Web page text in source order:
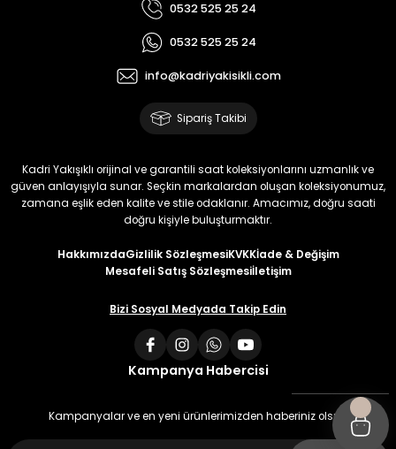
0532 525 25 24
0532 525 25 24
info@kadriyakisikli.com
Sipariş Takibi
Kadri Yakışıklı orijinal ve garantili saat koleksiyonlarını uzmanlık ve
güven anlayışıyla sunar. Seçkin markalardan oluşan koleksiyonumuz,
zamana eşlik eden kalite ve stile odaklanır. Amacımız, doğru saati
doğru kişiyle buluşturmaktır.
HakkımızdaGizlilik SözleşmesiKVKKİade & Değişim
Mesafeli Satış Sözleşmesiİletişim
Bizi Sosyal Medyada Takip Edin
Kampanya Habercisi
Kampanyalar ve en yeni ürünlerimizden haberiniz olsun